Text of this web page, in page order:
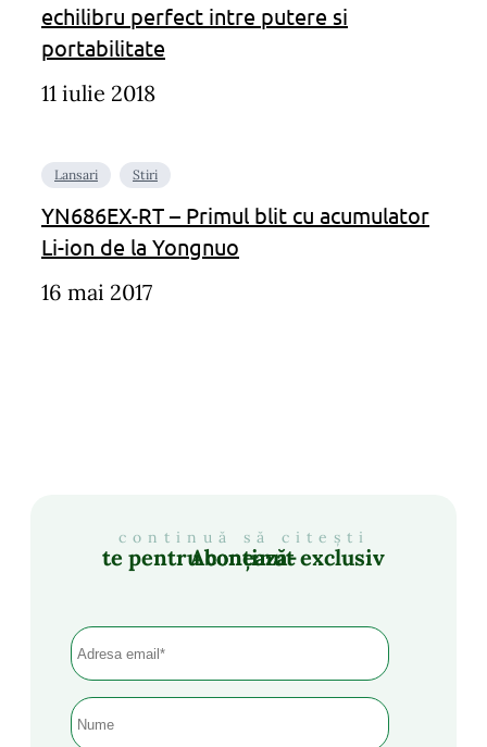
echilibru perfect intre putere si
portabilitate
11 iulie 2018
Lansari Stiri
YN686EX-RT – Primul blit cu acumulator
Li-ion de la Yongnuo
16 mai 2017
continuă să citești
Abonează-te pentru conținut exclusiv